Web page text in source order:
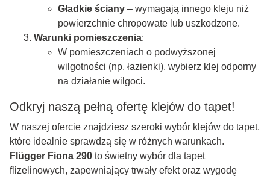
Gładkie ściany – wymagają innego kleju niż
powierzchnie chropowate lub uszkodzone.
Warunki pomieszczenia:
W pomieszczeniach o podwyższonej
wilgotności (np. łazienki), wybierz klej odporny
na działanie wilgoci.
Odkryj naszą pełną ofertę klejów do tapet!
W naszej ofercie znajdziesz szeroki wybór klejów do tapet,
które idealnie sprawdzą się w różnych warunkach.
Flügger Fiona 290 to świetny wybór dla tapet
flizelinowych, zapewniający trwały efekt oraz wygodę